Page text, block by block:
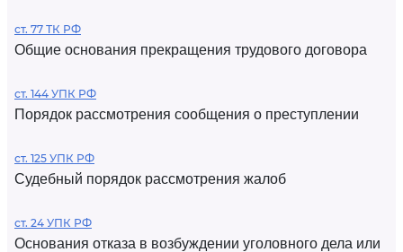
ст. 77 ТК РФ
Общие основания прекращения трудового договора
ст. 144 УПК РФ
Порядок рассмотрения сообщения о преступлении
ст. 125 УПК РФ
Судебный порядок рассмотрения жалоб
ст. 24 УПК РФ
Основания отказа в возбуждении уголовного дела или